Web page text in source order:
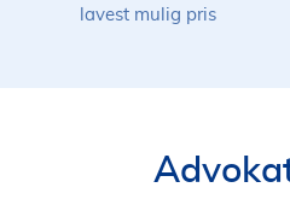
lavest mulig pris